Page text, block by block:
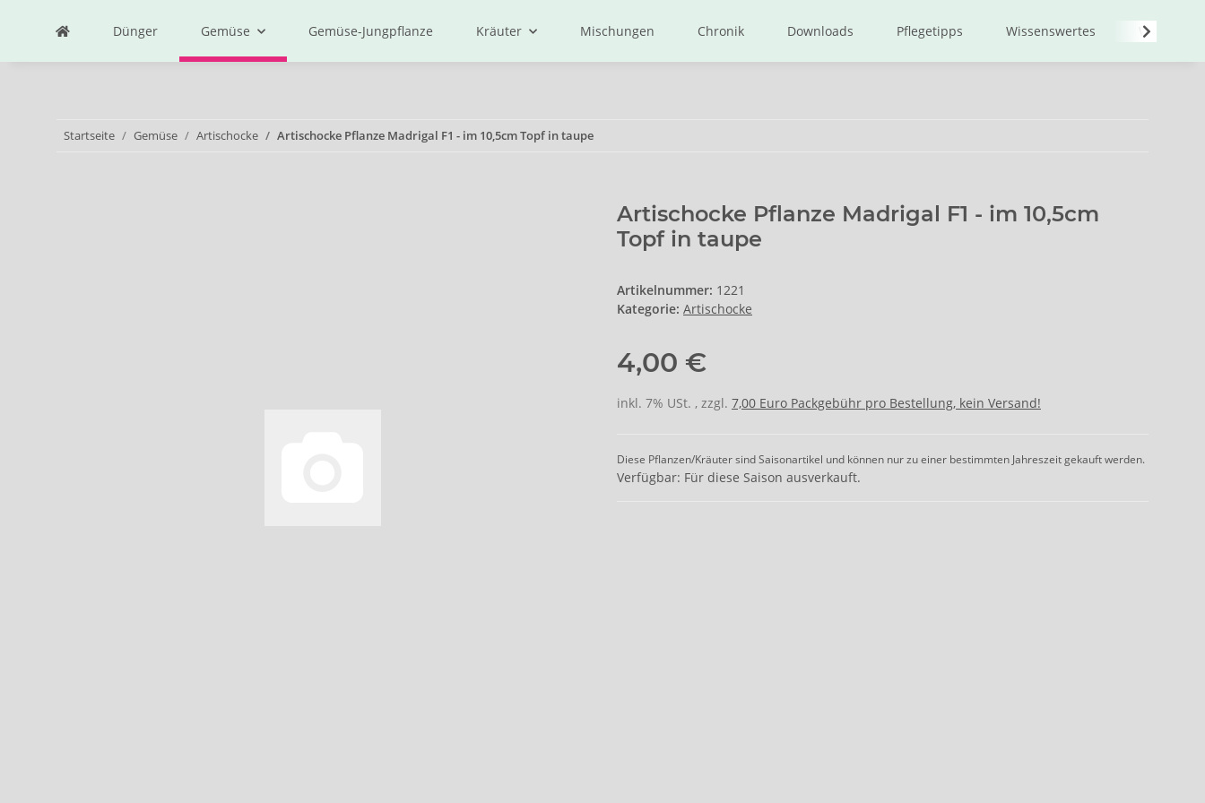
Dünger Gemüse Gemüse-Jungpflanze Kräuter Mischungen Chronik Downloads Pflegetipps Wissenswertes Wir über
Startseite Gemüse Artischocke Artischocke Pflanze Madrigal F1 - im 10,5cm Topf in taupe
Artischocke Pflanze Madrigal F1 - im 10,5cm
Topf in taupe
Artikelnummer: 1221
Kategorie: Artischocke
4,00 €
inkl. 7% USt. , zzgl. 7,00 Euro Packgebühr pro Bestellung, kein Versand!
Diese Pflanzen/Kräuter sind Saisonartikel und können nur zu einer bestimmten Jahreszeit gekauft werden.
Verfügbar: Für diese Saison ausverkauft.